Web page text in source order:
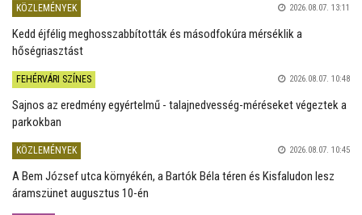
KÖZLEMÉNYEK 2026.08.07. 13:11
Kedd éjfélig meghosszabbították és másodfokúra mérséklik a
hőségriasztást
FEHÉRVÁRI SZÍNES 2026.08.07. 10:48
Sajnos az eredmény egyértelmű - talajnedvesség-méréseket végeztek a
parkokban
KÖZLEMÉNYEK 2026.08.07. 10:45
A Bem József utca környékén, a Bartók Béla téren és Kisfaludon lesz
áramszünet augusztus 10-én